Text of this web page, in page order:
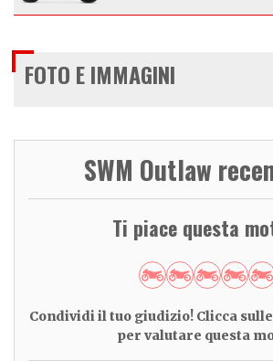
FOTO E IMMAGINI
SWM Outlaw
Ti piace questa
Condividi il tuo giudizio! Clicca
per valutare questa